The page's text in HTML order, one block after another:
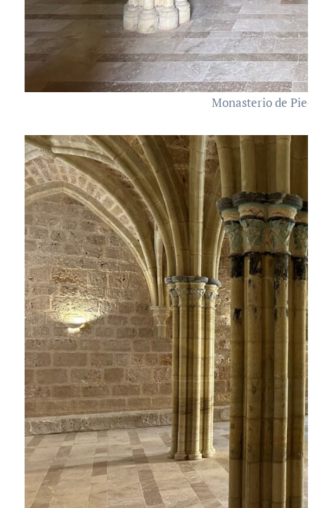
Monasterio de